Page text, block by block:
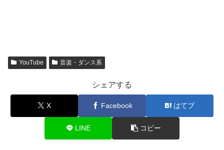
YouTube 音楽・ダンス系
シェアする
X Facebook はてブ
LINE コピー